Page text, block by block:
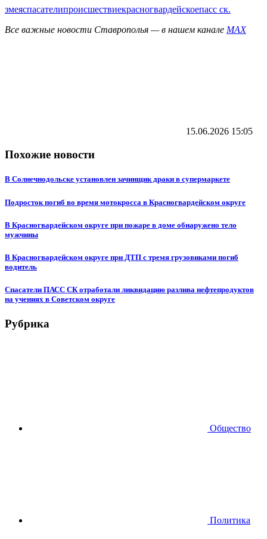
змеяспасателипроисшествиекрасногвардейскоепасс ск.
Все важные новости Ставрополья — в нашем канале MAX
15.06.2026 15:05
Похожие новости
В Солнечнодольске установлен зачинщик драки в супермаркете
Подросток погиб во время мотокросса в Красногвардейском округе
В Красногвардейском округе при пожаре в доме обнаружено тело
мужчины
В Красногвардейском округе при ДТП с тремя грузовиками погиб
водитель
Спасатели ПАСС СК отработали ликвидацию разлива нефтепродуктов
на учениях в Советском округе
Рубрика
Общество
Политика